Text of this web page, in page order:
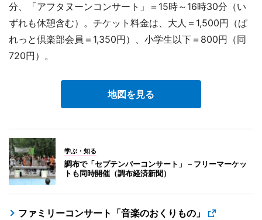
分、「アフタヌーンコンサート」＝15時～16時30分（い
ずれも休憩含む）。チケット料金は、大人＝1,500円（ぱ
れっと倶楽部会員＝1,350円）、小学生以下＝800円（同
720円）。
地図を見る
学ぶ・知る
調布で「セプテンバーコンサート」－フリーマーケッ
トも同時開催（調布経済新聞）
ファミリーコンサート「音楽のおくりもの」